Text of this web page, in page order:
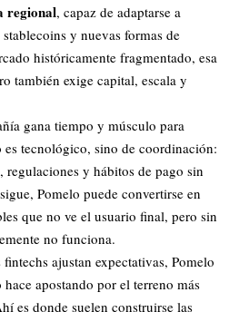
regional, capaz de adaptarse a
y nuevas formas de
históricamente fragmentado, esa
también exige capital, escala y
gana tiempo y músculo para
tecnológico, sino de coordinación:
regulaciones y hábitos de pago sin
Pomelo puede convertirse en
que no ve el usuario final, pero sin
no funciona.
ajustan expectativas, Pomelo
apostando por el terreno más
es donde suelen construirse las